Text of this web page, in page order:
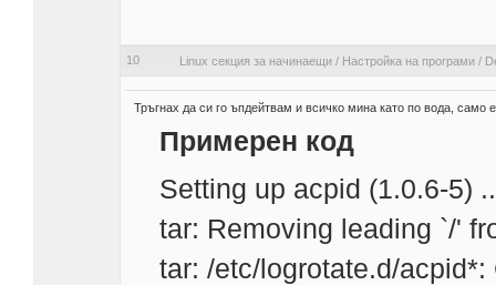
10 Linux секция за начинаещи/ Настройка на програми/
Тръгнах да си го ъпдейтвам и всичко мина като по вода, само
Примерен код
Setting up acpid (1.0.6-5)
tar: Removing leading `/'
tar: /etc/logrotate.d/